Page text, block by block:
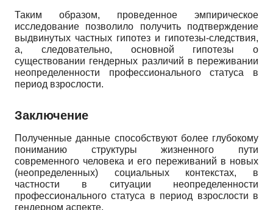
Таким образом, проведенное эмпирическое
исследование позволило получить подтверждение
выдвинутых частных гипотез и гипотезы-следствия,
а, следовательно, основной гипотезы о
существовании гендерных различий в переживании
неопределенности профессионального статуса в
период взрослости.
Заключение
Полученные данные способствуют более глубокому
пониманию структуры жизненного пути
современного человека и его переживаний в новых
(неопределенных) социальных контекстах, в
частности в ситуации неопределенности
профессионального статуса в период взрослости в
гендерном аспекте.